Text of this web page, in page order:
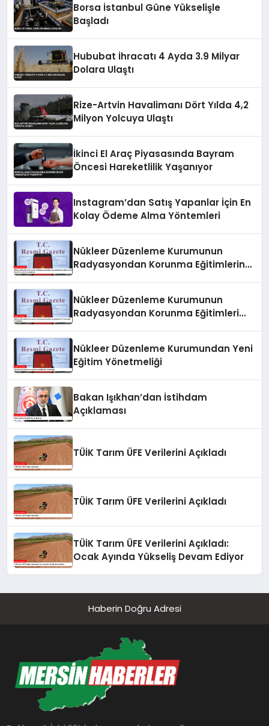
Borsa İstanbul Güne Yükselişle
Başladı
Hububat İhracatı 4 Ayda 3.9 Milyar
Dolara Ulaştı
Rize-Artvin Havalimanı Dört Yılda 4,2
Milyon Yolcuya Ulaştı
İkinci El Araç Piyasasında Bayram
Öncesi Hareketlilik Yaşanıyor
Instagram’dan Satış Yapanlar İçin En
Kolay Ödeme Alma Yöntemleri
Nükleer Düzenleme Kurumunun
Radyasyondan Korunma Eğitimlerine
Nükleer Düzenleme Kurumunun
Radyasyondan Korunma Eğitimleri
Nükleer Düzenleme Kurumundan Yeni
Eğitim Yönetmeliği
Bakan Işıkhan’dan İstihdam
Açıklaması
TÜİK Tarım ÜFE Verilerini Açıkladı
TÜİK Tarım ÜFE Verilerini Açıkladı
TÜİK Tarım ÜFE Verilerini Açıkladı:
Ocak Ayında Yükseliş Devam Ediyor
Haberin Doğru Adresi